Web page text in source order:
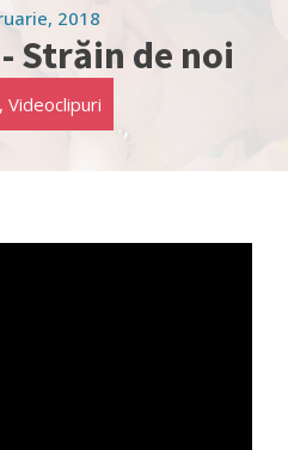
2018
Străin de noi
, Videoclipuri